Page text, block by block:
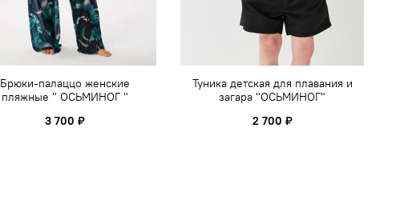
Брюки-палаццо женские
пляжные " ОСЬМИНОГ "
3 700 ₽
Туника детская для плавания и
загара "ОСЬМИНОГ"
2 700 ₽